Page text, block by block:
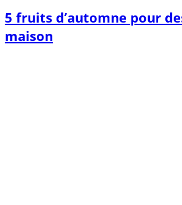
5 fruits d’automne pour
maison